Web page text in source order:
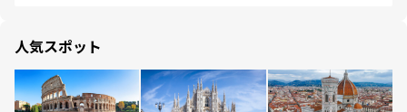
人気スポット